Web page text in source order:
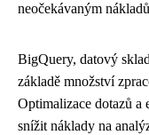
neočekávaným
BigQuery, datový
základě množství
Optimalizace dotazů
snížit náklady na